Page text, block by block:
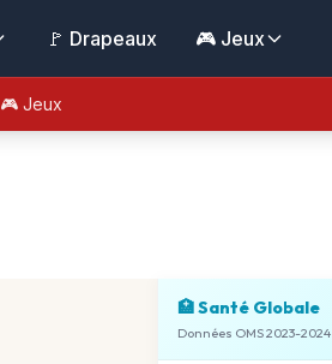
🚩 Drapeaux 🎮 Jeux
🎮 Jeux
🏥 Santé Globale
Données OMS 2023-2024